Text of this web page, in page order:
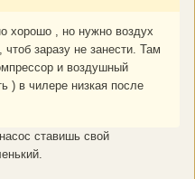
хорошо , но нужно воздух
заразу не занести. Там
и воздушный
) в чилере низкая после
ставишь свой